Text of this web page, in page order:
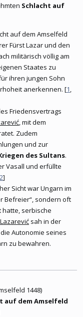
Schlacht auf
auf dem Amselfeld
Fürst Lazar und den
militärisch völlig am
Staates zu
ihren jungen Sohn
anerkennen. [1,
Friedensvertrags
, mit dem
Zudem
und zur
des Sultans.
Vasall und erfüllte
2]
Sicht war Ungarn im
Befreier“, sondern oft
hatte, serbische
sah in der
Autonomie seines
zu bewahren.
1448)
auf dem Amselfeld